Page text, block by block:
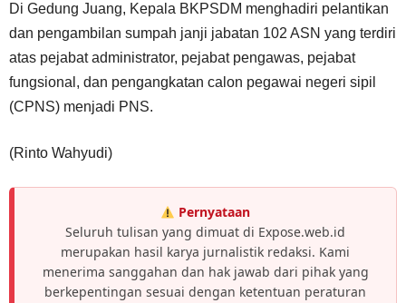
Di Gedung Juang, Kepala BKPSDM menghadiri pelantikan
dan pengambilan sumpah janji jabatan 102 ASN yang terdiri
atas pejabat administrator, pejabat pengawas, pejabat
fungsional, dan pengangkatan calon pegawai negeri sipil
(CPNS) menjadi PNS.
(Rinto Wahyudi)
Pernyataan
Seluruh tulisan yang dimuat di Expose.web.id
merupakan hasil karya jurnalistik redaksi. Kami
menerima sanggahan dan hak jawab dari pihak yang
berkepentingan sesuai dengan ketentuan peraturan